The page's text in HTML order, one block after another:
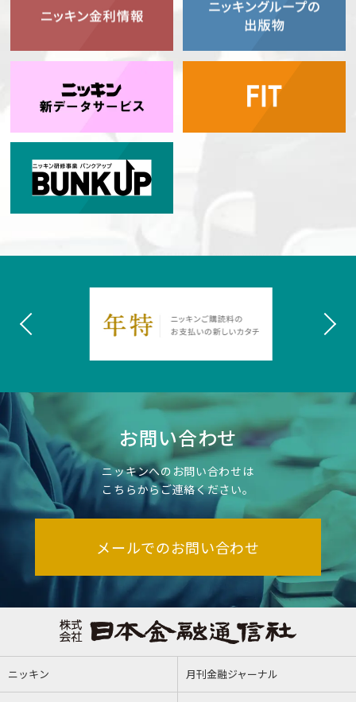
お問い合わせ
ニッキンへのお問い合わせは
こちらからご連絡ください。
メールでのお問い合わせ
ニッキン 月刊金融ジャーナル